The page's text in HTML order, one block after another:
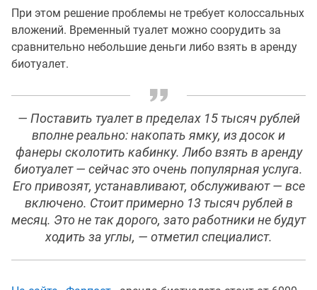
При этом решение проблемы не требует колоссальных
вложений. Временный туалет можно соорудить за
сравнительно небольшие деньги либо взять в аренду
биотуалет.
— Поставить туалет в пределах 15 тысяч рублей
вполне реально: накопать ямку, из досок и
фанеры сколотить кабинку. Либо взять в аренду
биотуалет — сейчас это очень популярная услуга.
Его привозят, устанавливают, обслуживают — все
включено. Стоит примерно 13 тысяч рублей в
месяц. Это не так дорого, зато работники не будут
ходить за углы, — отметил специалист.